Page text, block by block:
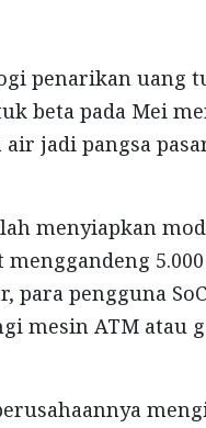
penarikan uang
beta pada Mei
jadi pangsa
menyiapkan
para pengguna
mesin ATM atau